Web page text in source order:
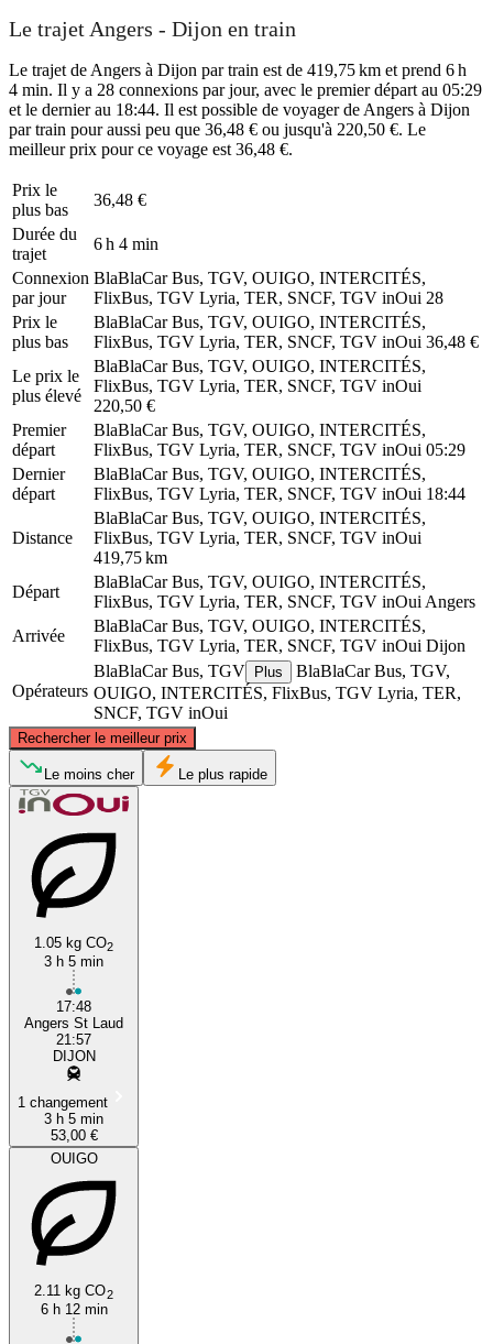
Le trajet Angers - Dijon en train
Le trajet de Angers à Dijon par train est de 419,75 km et prend 6 h
4 min. Il y a 28 connexions par jour, avec le premier départ au 05:29
et le dernier au 18:44. Il est possible de voyager de Angers à Dijon
par train pour aussi peu que 36,48 € ou jusqu'à 220,50 €. Le
meilleur prix pour ce voyage est 36,48 €.
Prix ​​le
plus bas
36,48 €
Durée du
trajet
6 h 4 min
Connexion
par jour
BlaBlaCar Bus, TGV, OUIGO, INTERCITÉS,
FlixBus, TGV Lyria, TER, SNCF, TGV inOui 28
Prix ​​le
plus bas
BlaBlaCar Bus, TGV, OUIGO, INTERCITÉS,
FlixBus, TGV Lyria, TER, SNCF, TGV inOui 36,48 €
Le prix le
plus élevé
BlaBlaCar Bus, TGV, OUIGO, INTERCITÉS,
FlixBus, TGV Lyria, TER, SNCF, TGV inOui
220,50 €
Premier
départ
BlaBlaCar Bus, TGV, OUIGO, INTERCITÉS,
FlixBus, TGV Lyria, TER, SNCF, TGV inOui 05:29
Dernier
départ
BlaBlaCar Bus, TGV, OUIGO, INTERCITÉS,
FlixBus, TGV Lyria, TER, SNCF, TGV inOui 18:44
Distance
BlaBlaCar Bus, TGV, OUIGO, INTERCITÉS,
FlixBus, TGV Lyria, TER, SNCF, TGV inOui
419,75 km
Départ
BlaBlaCar Bus, TGV, OUIGO, INTERCITÉS,
FlixBus, TGV Lyria, TER, SNCF, TGV inOui Angers
Arrivée
BlaBlaCar Bus, TGV, OUIGO, INTERCITÉS,
FlixBus, TGV Lyria, TER, SNCF, TGV inOui Dijon
Opérateurs
BlaBlaCar Bus, TGV Plus
BlaBlaCar Bus, TGV,
OUIGO, INTERCITÉS, FlixBus, TGV Lyria, TER,
SNCF, TGV inOui
Rechercher le meilleur prix
Angers
Le moins cher Le plus rapide
1.05 kg CO2
3 h 5 min
17:48
Angers St Laud
21:57
DIJON
1 changement
3 h 5 min
53,00 €
OUIGO
2.11 kg CO2
6 h 12 min